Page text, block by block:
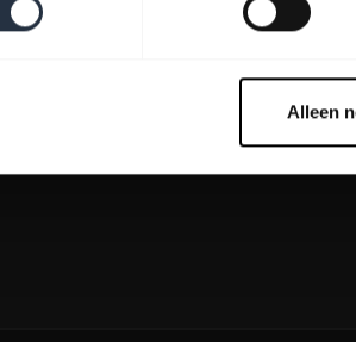
Alleen
Camera's voor persoonlijk